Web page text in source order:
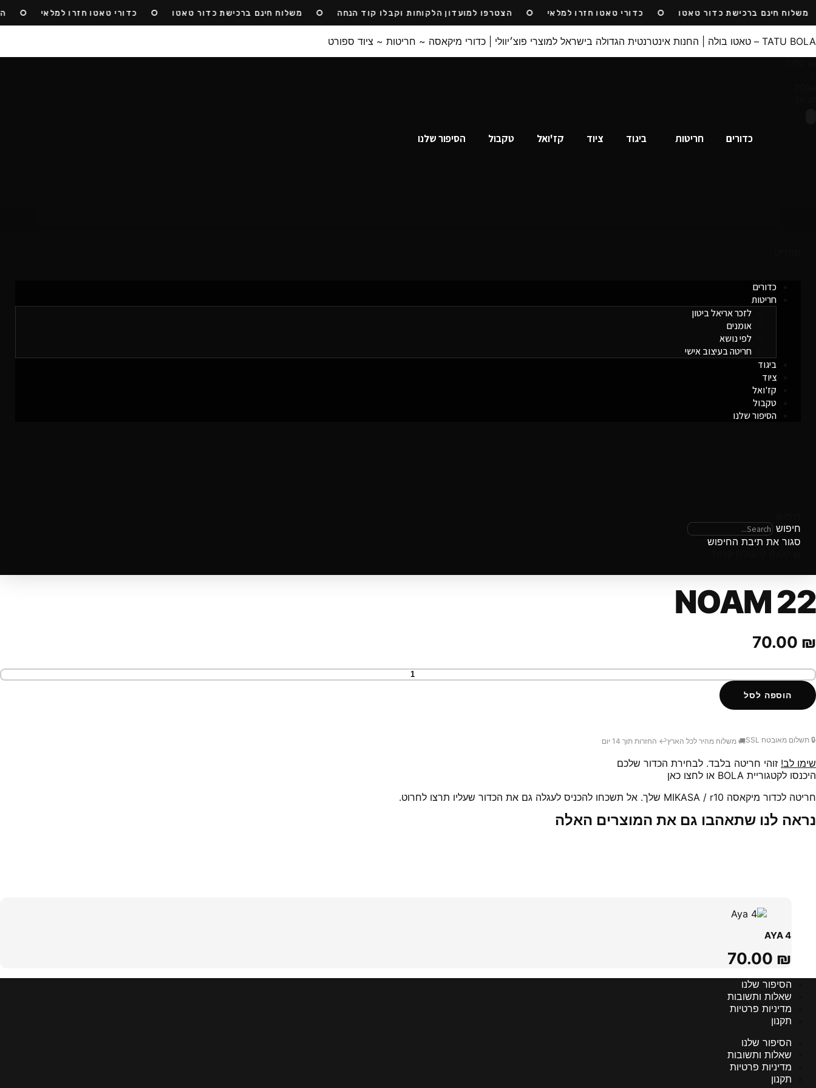
to
משלוח חינם ברכישת כדור טאטו כדורי טאטו חזרו למלאי חינם ברכישת כדור טאטו כדורי טאטו חזרו למלאי הצטרפו למועדון הלקוחות וקבלו קוד הנחה
TATU BOLA – טאטו בולה | החנות אינטרנטית הגדולה בישראל למוצרי פוצ׳יוולי | כדורי מיקאסה ~ חריטות ~ ציוד ספורט
כדורים חריטות ביגוד ציוד קז'ואל טקבול הסיפור שלנו
כדורים
חריטות
לזכר אריאל ביטון
אומנים
לפי נושא
חריטה בעיצוב אישי
ביגוד
ציוד
קז'ואל
טקבול
הסיפור שלנו
חיפוש
סגור את תיבת החיפוש
NOAM 22
70.00 ₪
כמות
של
Noam
22
הוספה לסל
🔒 תשלום מאובטח SSL 🚚 משלוח מהיר לכל הארץ↩️ החזרות תוך 14 יום
שימו לב! זוהי חריטה בלבד. לבחירת הכדור שלכם
היכנסו לקטגוריית BOLA או
לחצו כאן
חריטה לכדור מיקאסה MIKASA / r10 שלך.
אל תשכחו להכניס לעגלה גם את הכדור שעליו תרצו לחרוט.
נראה לנו שתאהבו גם את המוצרים האלה
AYA 4
70.00 ₪
הסיפור שלנו
שאלות ותשובות
מדיניות פרטיות
תקנון
הסיפור שלנו
שאלות ותשובות
מדיניות פרטיות
תקנון